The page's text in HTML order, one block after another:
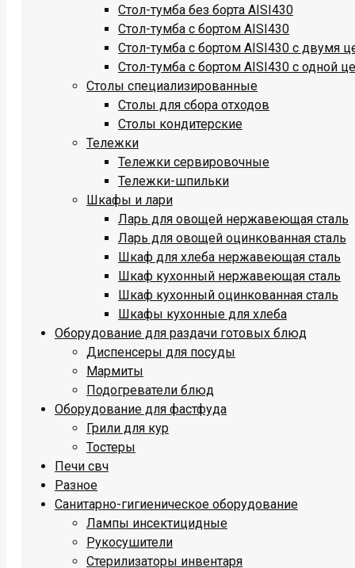
Стол-тумба без борта AISI430
Стол-тумба с бортом AISI430
Стол-тумба с бортом AISI430 с двумя
Стол-тумба с бортом AISI430 с одной
Столы специализированные
Столы для сбора отходов
Столы кондитерские
Тележки
Тележки сервировочные
Тележки-шпильки
Шкафы и лари
Ларь для овощей нержавеющая сталь
Ларь для овощей оцинкованная сталь
Шкаф для хлеба нержавеющая сталь
Шкаф кухонный нержавеющая сталь
Шкаф кухонный оцинкованная сталь
Шкафы кухонные для хлеба
Оборудование для раздачи готовых блюд
Диспенсеры для посуды
Мармиты
Подогреватели блюд
Оборудование для фастфуда
Грили для кур
Тостеры
Печи свч
Разное
Санитарно-гигиеническое оборудование
Лампы инсектицидные
Рукосушители
Стерилизаторы инвентаря